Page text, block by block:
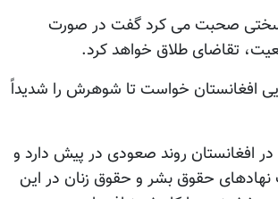
سختی صحبت می کرد گفت در صورت
تقاضای طلاق خواهد کرد.
افغانستان خواست تا شوهرش را شدیداً
افغانستان روند صعودی در پیش دارد و
نهادهای حقوق بشر و حقوق زنان در این